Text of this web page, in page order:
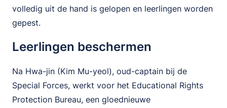
volledig uit de hand is gelopen en leerlingen worden
gepest.
Leerlingen beschermen
Na Hwa-jin (Kim Mu-yeol), oud-captain bij de
Special Forces, werkt voor het Educational Rights
Protection Bureau, een gloednieuwe